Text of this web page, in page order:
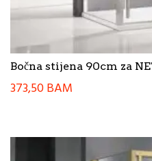
Bočna stijena 90cm za
373,50BAM